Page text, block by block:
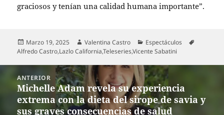
graciosos y tenían una calidad humana importante”.
Publicado
el
Marzo 19, 2025 Autor
Valentina Castro Categorías
Espectáculos
Alfredo Castro,Lazlo California,Teleseries,Vicente Sabatini
Navegación
entradas
ANTERIOR
Entrada
anterior:
Michelle Adam revela su experiencia
extrema con la dieta del sirope de savia y
sus graves consecuencias de salud